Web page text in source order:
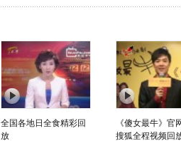
全国各地日全食精彩回
放
《傻女最牛》官
搜狐全程视频回